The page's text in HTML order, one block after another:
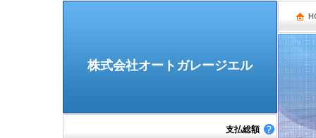
株式会社オートガレージエル
支払総額